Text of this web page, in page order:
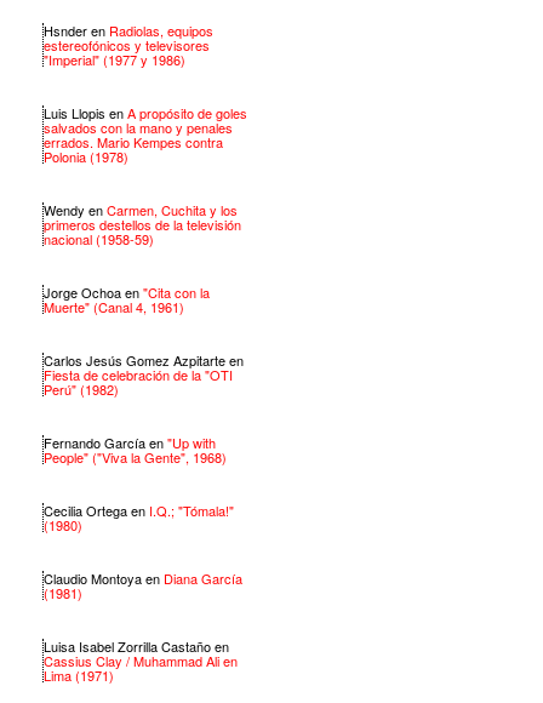
Hsnderen Radiolas, equipos
estereofónicos y televisores
"Imperial" (1977 y 1986)
Luis Llopis enA propósito de goles
salvados con la mano y penales
errados. Mario Kempes contra
Polonia (1978)
Wendy enCarmen, Cuchita y los
primeros destellos de la televisión
nacional (1958-59)
Jorge Ochoaen"Cita con la
Muerte" (Canal 4, 1961)
Carlos Jesús Gomez Azpitarteen
Fiesta de celebración de la "OTI
Perú" (1982)
Fernando Garcíaen"Up with
People" ("Viva la Gente", 1968)
Cecilia Ortegaen I.Q.; "Tómala!"
(1980)
Claudio Montoyaen Diana García
(1981)
Luisa Isabel Zorrilla Castañoen
Cassius Clay / Muhammad Ali en
Lima (1971)